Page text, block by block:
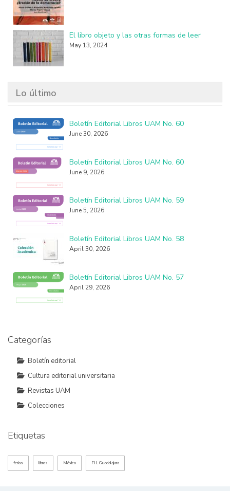
El libro objeto y las otras formas de leer
May 13, 2024
Lo último
Boletín Editorial Libros UAM No. 60
June 30, 2026
Boletín Editorial Libros UAM No. 60
June 9, 2026
Boletín Editorial Libros UAM No. 59
June 5, 2026
Boletín Editorial Libros UAM No. 58
April 30, 2026
Boletín Editorial Libros UAM No. 57
April 29, 2026
Categorías
Boletín editorial
Cultura editorial universitaria
Revistas UAM
Colecciones
Etiquetas
ferias libros México FIL Guadalajara